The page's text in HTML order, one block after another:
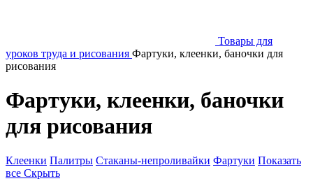
Товары для
уроков труда и рисования Фартуки, клеенки, баночки для
рисования
Фартуки, клеенки, баночки
для рисования
Клеенки Палитры Стаканы-непроливайки Фартуки Показать
все Скрыть